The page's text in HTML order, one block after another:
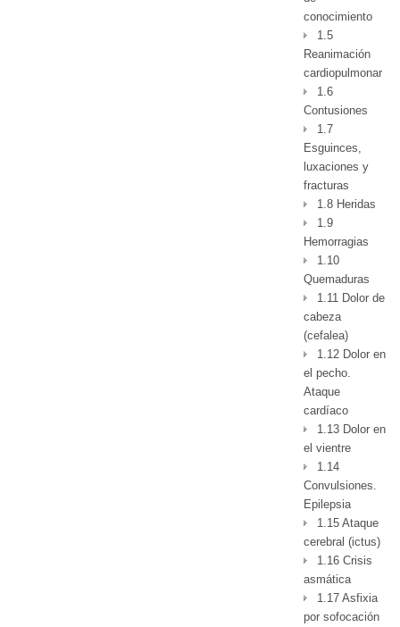
conocimiento
1.5
Reanimación
cardiopulmonar
1.6
Contusiones
1.7
Esguinces,
luxaciones y
fracturas
1.8 Heridas
1.9
Hemorragias
1.10
Quemaduras
1.11 Dolor de
cabeza
(cefalea)
1.12 Dolor en
el pecho.
Ataque
cardíaco
1.13 Dolor en
el vientre
1.14
Convulsiones.
Epilepsia
1.15 Ataque
cerebral (ictus)
1.16 Crisis
asmática
1.17 Asfixia
por sofocación